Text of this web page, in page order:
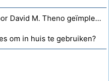
Welke veiligheidsnorm werd door David M. Theno geïmplementeerd na de E. coli-uitbraak in Jack in Box-restaurants in 1992?
om in huis te gebruiken?